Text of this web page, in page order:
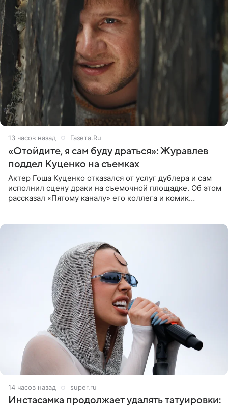
13 часов назад Газета.Ru
«Отойдите, я сам буду драться»: Журавлев
поддел Куценко на съемках
Актер Гоша Куценко отказался от услуг дублера и сам
исполнил сцену драки на съемочной площадке. Об этом
рассказал «Пятому каналу» его коллега и комик
14 часов назад super.ru
Инстасамка продолжает удалять татуировки: